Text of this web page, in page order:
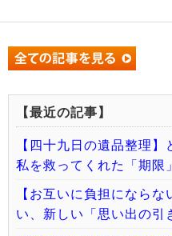
【最近の記事】
【四十九日の遺品整理
私を救ってくれた「期限
【お互いに負担になら
い、新しい「思い出の引